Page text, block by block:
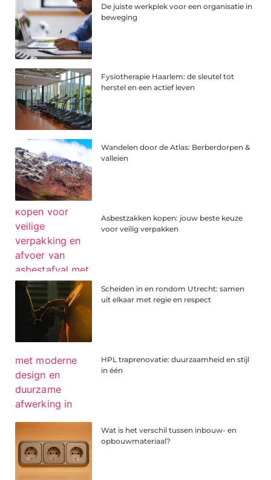
De juiste werkplek voor een organisatie in
beweging
Fysiotherapie Haarlem: de sleutel tot
herstel en een actief leven
Wandelen door de Atlas: Berberdorpen &
valleien
Asbestzakken kopen: jouw beste keuze
voor veilig verpakken
Scheiden in en rondom Utrecht: samen
uit elkaar met regie en respect
HPL traprenovatie: duurzaamheid en stijl
in één
Wat is het verschil tussen inbouw- en
opbouwmateriaal?